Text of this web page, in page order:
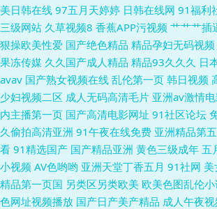
极品久久 日韩欧美性爱A片 91黄黑丝 国a区导航 亚
日本乱码伦500 91偷拍网1111 男人的天堂网V 91经
堂网 丝袜美腿五月天 91在线免费观看大全 国产毛片
在线 91蜜臀 91天美 欧美另类视频 91豆花网页 91伦
豆花视频18网站 东方成人影库AV 人妖欧美第一射 91
草草观看91在线视频 欧美成人拍拍视频网站 内射日
美日韩在线 97五月天婷婷 日韩在线网 91福利
三级网站 久草视频8 香蕉APP污视频 艹艹艹插
狠操欧美性爱 国产绝色精品 精品孕妇无码视频
果冻传媒 久久国产成人精品 精品93久久久 日
avav 国产熟女视频在线 乱伦第一页 韩日视频
少妇视频二区 成人无码高清毛片 亚洲av激情
内主播第一页 国产高清电影网址 91社区论坛
久偷拍高清亚洲 91午夜在线免费 亚洲精品第
看 91精选国产 国产精品亚洲 黄色三级成年 五
小视频 AV色哟哟 亚洲天堂丁香五月 91社网
精品第一页国 另类区另类欧美 欧美色图乱伦
色网址视频播放 国产日产美产精品 成人午夜视